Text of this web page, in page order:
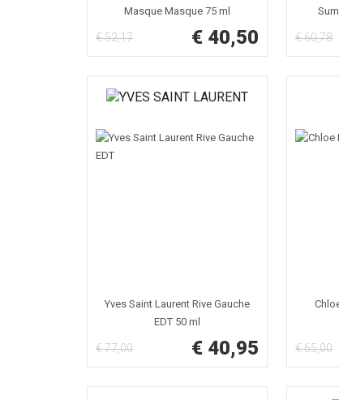
Masque Masque 75 ml
€ 52,17 € 40,50 € 60,78
Yves Saint Laurent Rive Gauche
EDT 50 ml
€ 77,00 € 40,95 € 65,00